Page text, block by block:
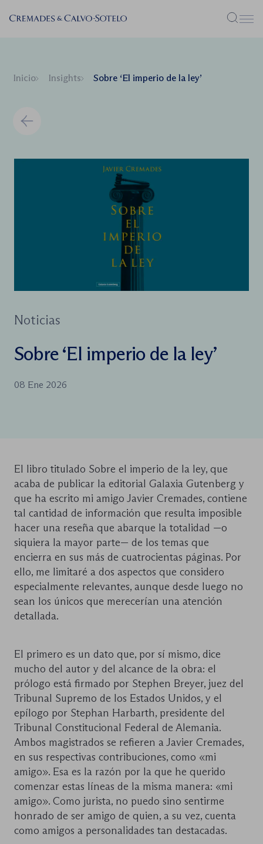
Menú
Inicio Insights Sobre ‘El imperio de la ley’
Noticias
Sobre ‘El imperio de la ley’
08 Ene 2026
El libro titulado Sobre el imperio de la ley, que
acaba de publicar la editorial Galaxia Gutenberg y
que ha escrito mi amigo Javier Cremades, contiene
tal cantidad de información que resulta imposible
hacer una reseña que abarque la totalidad —o
siquiera la mayor parte— de los temas que
encierra en sus más de cuatrocientas páginas. Por
ello, me limitaré a dos aspectos que considero
especialmente relevantes, aunque desde luego no
sean los únicos que merecerían una atención
detallada.
El primero es un dato que, por sí mismo, dice
mucho del autor y del alcance de la obra: el
prólogo está firmado por Stephen Breyer, juez del
Tribunal Supremo de los Estados Unidos, y el
epílogo por Stephan Harbarth, presidente del
Tribunal Constitucional Federal de Alemania.
Ambos magistrados se refieren a Javier Cremades,
en sus respectivas contribuciones, como «mi
amigo». Esa es la razón por la que he querido
comenzar estas líneas de la misma manera: «mi
amigo». Como jurista, no puedo sino sentirme
honrado de ser amigo de quien, a su vez, cuenta
como amigos a personalidades tan destacadas.